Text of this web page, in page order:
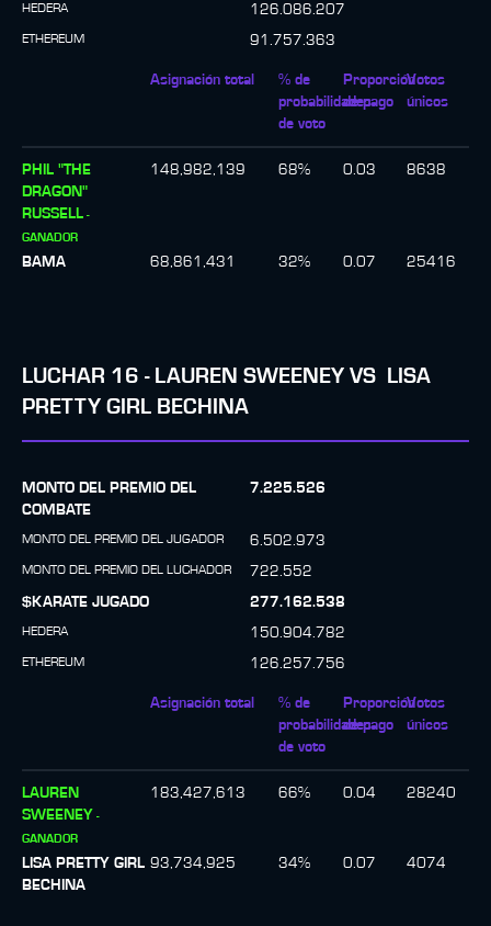
HEDERA 126.086.207
ETHEREUM 91.757.363
Asignación total
% de
probabilidades
de voto
Proporción
de pago
Votos
únicos
PHIL "THE
DRAGON"
RUSSELL -
GANADOR
148,982,139 68% 0.03 8638
BAMA 68,861,431 32% 0.07 25416
LUCHAR 16 - LAUREN SWEENEY VS
LISA
PRETTY GIRL BECHINA
MONTO DEL PREMIO DEL
COMBATE
7.225.526
MONTO DEL PREMIO DEL JUGADOR 6.502.973
MONTO DEL PREMIO DEL LUCHADOR
722.552
$KARATE JUGADO
277.162.538
HEDERA 150.904.782
ETHEREUM 126.257.756
Asignación total
% de
probabilidades
de voto
Proporción
de pago
Votos
únicos
LAUREN
SWEENEY -
GANADOR
183,427,613 66% 0.04 28240
LISA PRETTY GIRL
BECHINA
93,734,925 34% 0.07 4074